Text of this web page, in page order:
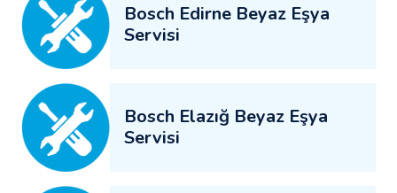
Bosch Edirne Beyaz Eşya
Servisi
Bosch Elazığ Beyaz Eşya
Servisi